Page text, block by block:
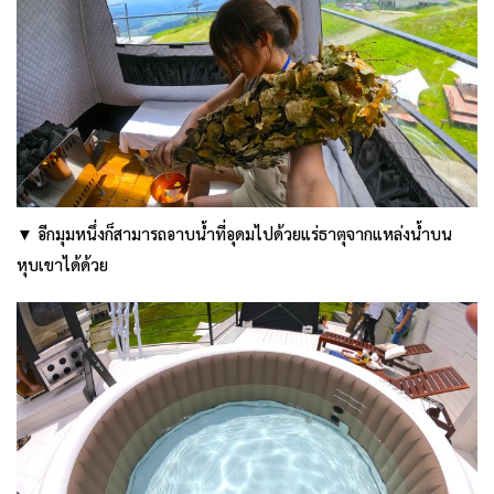
▼ อีกมุมหนึ่งก็สามารถอาบน้ำที่อุดมไปด้วยแร่ธาตุจากแหล่งน้ำบน
หุบเขาได้ด้วย